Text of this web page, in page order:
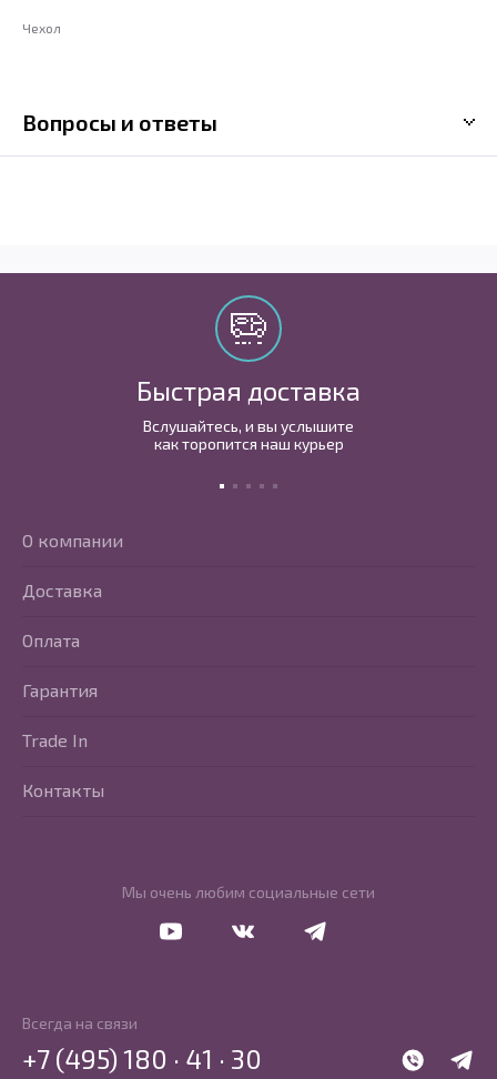
Чехол
Вопросы и ответы
Быстрая доставка
Вслушайтесь, и вы услышите
как торопится наш курьер
Мы очень любим социальные сети
О компании
Доставка
Оплата
Гарантия
Trade In
Контакты
Всегда на связи
WhatsApp
+7 (495) 180 · 41 · 30